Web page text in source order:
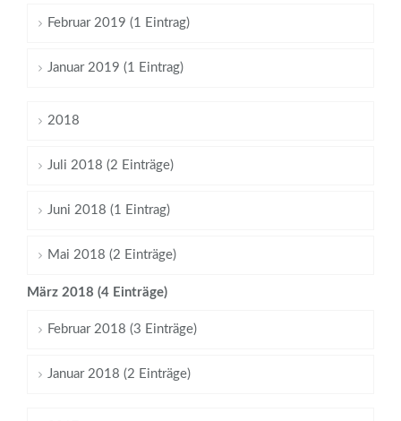
Februar 2019 (1 Eintrag)
Januar 2019 (1 Eintrag)
2018
Juli 2018 (2 Einträge)
Juni 2018 (1 Eintrag)
Mai 2018 (2 Einträge)
März 2018 (4 Einträge)
Februar 2018 (3 Einträge)
Januar 2018 (2 Einträge)